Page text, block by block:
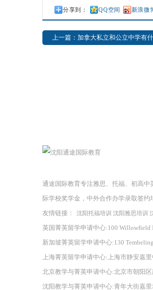
分享到： QQ空间 新浪微
上一篇：加拿大私立和公立中学有
通途国际教育专注雅思、托福、初高
际学校奖学金，中外合作办学录取签
友情链接：
沈阳托福培训 沈阳雅思培训
英国菁英留学申请中心:100 Willowfield
新加坡菁英留学申请中心:130
上海菁英留学申请中心:上海市静安嘉
北京教学与菁英申请中心:北京市朝阳
沈阳教学与菁英申请中心:青年大街嘉